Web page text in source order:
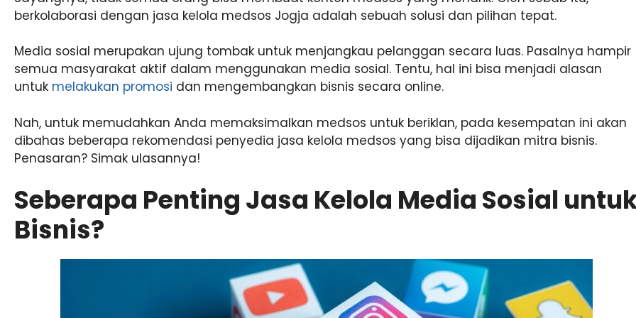
berkolaborasi dengan jasa kelola medsos Jogja adalah sebuah solusi dan pilihan tepat.
Media sosial merupakan ujung tombak untuk menjangkau pelanggan secara luas. Pasalnya hampir
semua masyarakat aktif dalam menggunakan media sosial. Tentu, hal ini bisa menjadi alasan
untuk melakukan promosi dan mengembangkan bisnis secara online.
Nah, untuk memudahkan Anda memaksimalkan medsos untuk beriklan, pada kesempatan ini akan
dibahas beberapa rekomendasi penyedia jasa kelola medsos yang bisa dijadikan mitra bisnis.
Penasaran? Simak ulasannya!
Seberapa Penting Jasa Kelola Media Sosial
Bisnis?